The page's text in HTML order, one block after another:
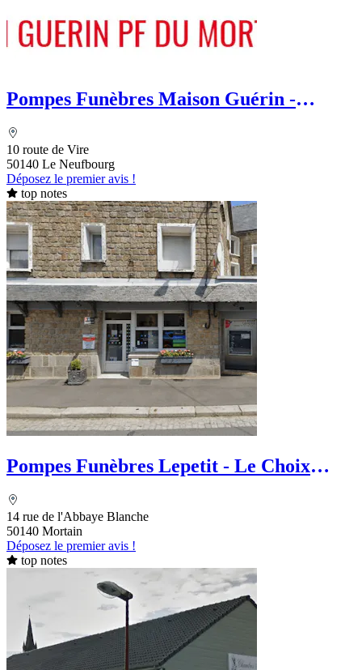
Pompes Funèbres Maison Guérin -
10 route de Vire
50140 Le Neufbourg
Déposez le premier avis !
top notes
Pompes Funèbres Lepetit - Le Choix
14 rue de l'Abbaye Blanche
50140 Mortain
Déposez le premier avis !
top notes